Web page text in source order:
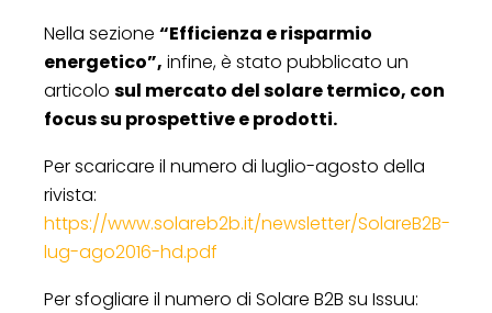
Nella sezione “Efficienza e risparmio
energetico”, infine, è stato pubblicato un
articolo sul mercato del solare termico, con
focus su prospettive e prodotti.
Per scaricare il numero di luglio-agosto della
rivista:
https://www.solareb2b.it/newsletter/SolareB2B-
lug-ago2016-hd.pdf
Per sfogliare il numero di Solare B2B su Issuu: